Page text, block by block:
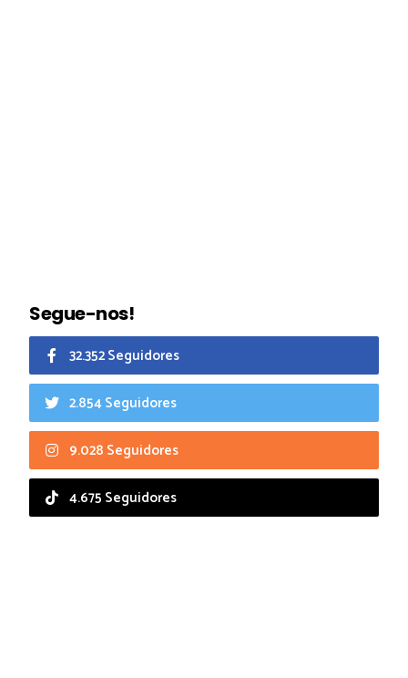
Segue-nos!
32.352 Seguidores
2.854 Seguidores
9.028 Seguidores
4.675 Seguidores